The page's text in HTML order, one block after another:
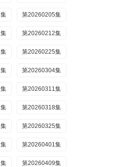
第20260205集
第20260212集
第20260225集
第20260304集
第20260311集
第20260318集
第20260325集
第20260401集
第20260409集